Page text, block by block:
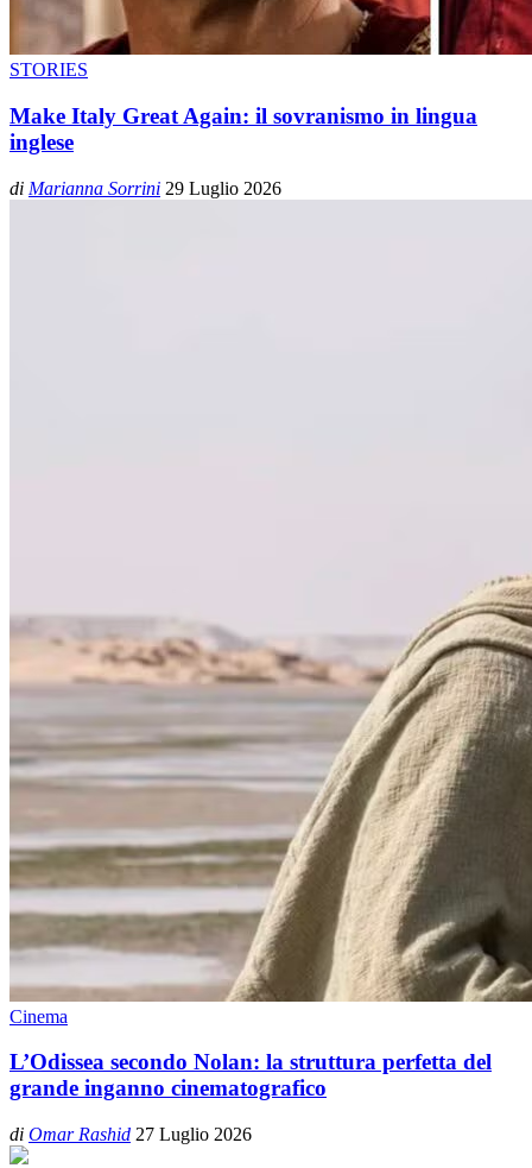
STORIES
Make Italy Great Again: il sovranismo in lingua
inglese
di Marianna Sorrini 29 Luglio 2026
Cinema
L’Odissea secondo Nolan: la struttura perfetta del
grande inganno cinematografico
di Omar Rashid 27 Luglio 2026